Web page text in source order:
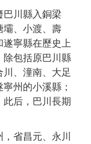
巴川縣入銅梁
壩、小渡、壽
遂寧縣在歷史上
除包括原巴川縣
、潼南、大足
州的小溪縣；
此后，巴川 長期
省昌元、永川